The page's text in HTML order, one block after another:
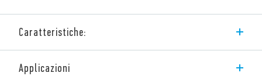
Caratteristiche:
1 NC).
Applicazioni